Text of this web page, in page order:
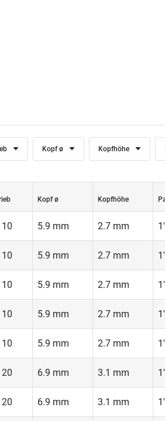
Kopf ø Kopfhöhe
Kopf ø Kopfhöhe
5.9 mm 2.7 mm
5.9 mm 2.7 mm
5.9 mm 2.7 mm
5.9 mm 2.7 mm
5.9 mm 2.7 mm
6.9 mm 3.1 mm
6.9 mm 3.1 mm